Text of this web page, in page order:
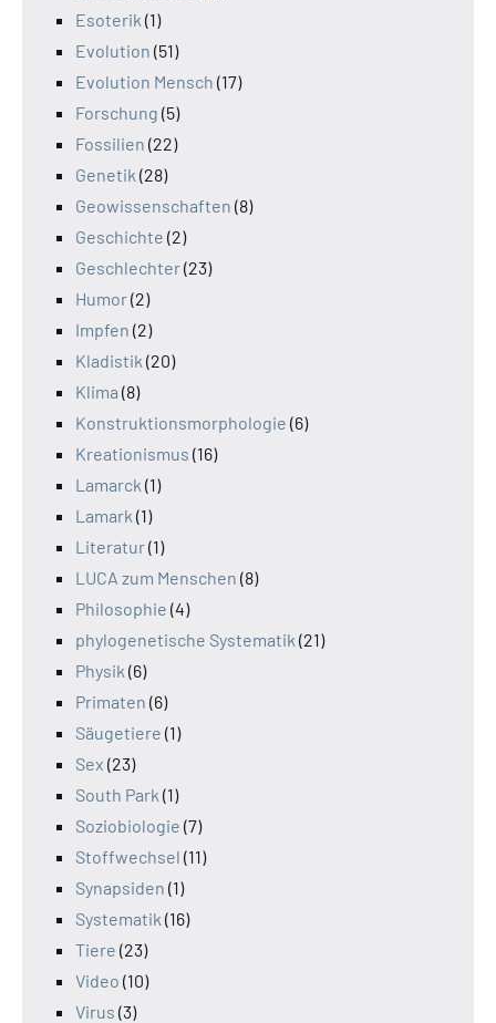
Esoterik (1)
Evolution (51)
Evolution Mensch (17)
Forschung (5)
Fossilien (22)
Genetik (28)
Geowissenschaften (8)
Geschichte (2)
Geschlechter(23)
Humor(2)
Impfen (2)
Kladistik (20)
Klima (8)
Konstruktionsmorphologie (6)
Kreationismus (16)
Lamarck (1)
Lamark (1)
Literatur(1)
LUCA zum Menschen (8)
Philosophie (4)
phylogenetische Systematik (21)
Physik (6)
Primaten (6)
Säugetiere (1)
Sex (23)
South Park (1)
Soziobiologie (7)
Stoffwechsel (11)
Synapsiden (1)
Systematik (16)
Tiere (23)
Video (10)
Virus (3)